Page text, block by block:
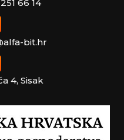
66 14
bit.hr
4, Sisak